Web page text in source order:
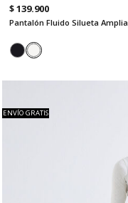
$ 139.900
Pantalón Fluido Silueta Amplia
ENVÍO GRATIS